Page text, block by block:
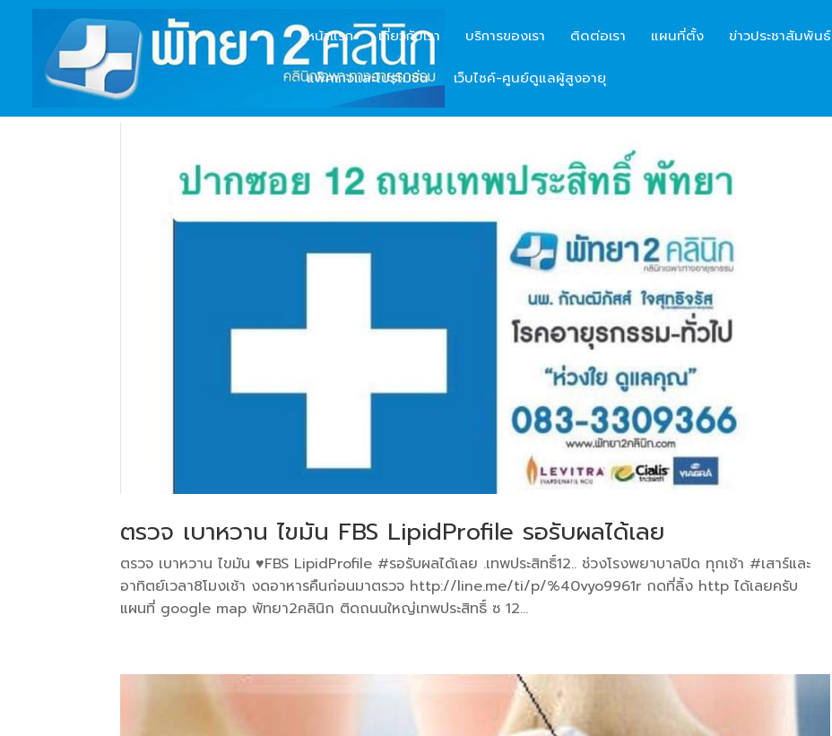
หน้าแรก เกี่ยวกับเรา บริการของเรา ติดต่อเรา แผนที่ตั้ง ข่าวประชาสัมพันธ์
แพ็คเกจและโปรโมชั่น เว็บไซค์-ศูนย์ดูแลผู้สูงอายุ
ตรวจ เบาหวาน ไขมัน FBS LipidProfile รอรับผลได้เลย
ตรวจ เบาหวาน ไขมัน ♥️FBS LipidProfile #รอรับผลได้เลย .เทพประสิทธิ์12.. ช่วงโรงพยาบาลปิด ทุกเช้า #เสาร์และ
อาทิตย์เวลา8โมงเช้า งดอาหารคืนก่อนมาตรวจ http://line.me/ti/p/%40vyo9961r กดที่ลิ้ง http ได้เลยครับ
แผนที่ google map พัทยา2คลินิก ติดถนนใหญ่เทพประสิทธิ์ ซ 12...